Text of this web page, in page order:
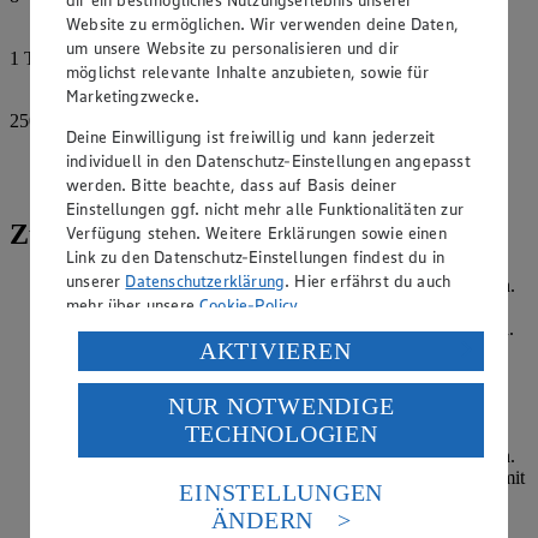
Pitabrote
1 TL
Koriandersaat
250
Sojajoghurt
Chiliflocken
Zubereitung
Aus der Gurke mit dem Spiralschneider Spaghetti herstellen.
Tomaten putzen und in grobe Würfel schneiden. Zwiebeln
schälen und in Streifen schneiden. Die Kräuter grob hacken.
Alles in einer Schüssel mit Essig, 3 EL Öl und Harissa gut
vermengen.
Kichererbsen abgießen, gut durchspülen. Restliches Öl in
einer Pfanne erhitzen. 1 TL Kreuzkümmel, ½ TL
Schwarzkümmel und Curry darin ca. 30 Sekunden anrösten.
Die Kichererbsen zugeben, einige Male durchschwenken, mit
Salz und Pfeffer würzen.
Website zu ermöglichen. Wir verwenden deine Daten,
um unsere Website zu personalisieren und dir
möglichst relevante Inhalte anzubieten, sowie für
Marketingzwecke.
Deine Einwilligung ist freiwillig und kann jederzeit
individuell in den Datenschutz-Einstellungen angepasst
werden. Bitte beachte, dass auf Basis deiner
Einstellungen ggf. nicht mehr alle Funktionalitäten zur
Verfügung stehen. Weitere Erklärungen sowie einen
Link zu den Datenschutz-Einstellungen findest du in
unserer Datenschutzerklärung. Hier erfährst du auch
mehr über unsereCookie-Policy.
Verarbeitung deiner personenbezogenen Daten in den
USA durch Facebook und YouTube:
Wenn du auf „Aktivieren“ klickst, willigst du im Sinne
des Art. 49 Abs. 1 Satz 1 lit. a) DSGVO ein, dass deine
Daten in den USA verarbeitet werden. Der EuGH sieht
die USA als Land mit einem nach europäischen
Standards nicht angemessenen Datenschutzniveau an.
Es besteht das Risiko eines Zugriffs durch US-
AKTIVIEREN
NUR NOTWENDIGE
TECHNOLOGIEN
EINSTELLUNGEN
ÄNDERN